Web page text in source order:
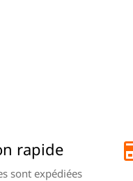
rapide
sont expédiées